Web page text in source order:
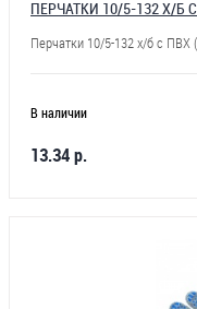
ПЕРЧАТКИ 10/5-132 Х/Б
Перчатки 10/5-132 х/б с ПВХ
В наличии
13.34 р.